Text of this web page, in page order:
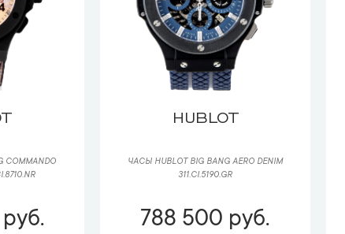
COMMANDO
HUBLOT
ЧАСЫ HUBLOT BIG BANG AERO DENIM
311.CI.5190.GR
788 500 руб.